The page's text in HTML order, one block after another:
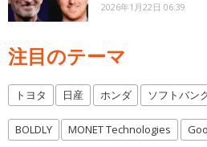
2026年1月22日 06:39
注目のテーマ
トヨタ 日産 ホンダ ソフトバン
BOLDLY MONET Technologies